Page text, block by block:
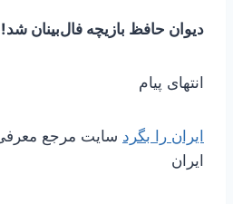
دیوان حافظ بازیچه فال‌بینان شد!
انتهای پیام
ایران را بگرد سایت مرجع
ایران